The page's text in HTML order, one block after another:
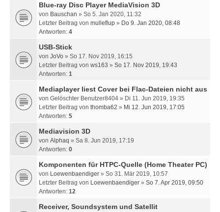
Blue-ray Disc Player MediaVision 3D
von Bauschan » So 5. Jan 2020, 11:32
Letzter Beitrag von mulleflup » Do 9. Jan 2020, 08:48
Antworten: 4
USB-Stick
von JoVo » So 17. Nov 2019, 16:15
Letzter Beitrag von ws163 » So 17. Nov 2019, 19:43
Antworten: 1
Mediaplayer liest Cover bei Flac-Dateien nicht aus
von Gelöschter Benutzer8404 » Di 11. Jun 2019, 19:35
Letzter Beitrag von thomba62 » Mi 12. Jun 2019, 17:05
Antworten: 5
Mediavision 3D
von Alphaq » Sa 8. Jun 2019, 17:19
Antworten: 0
Komponenten für HTPC-Quelle (Home Theater PC)
von Loewenbaendiger » So 31. Mär 2019, 10:57
Letzter Beitrag von Loewenbaendiger » So 7. Apr 2019, 09:50
Antworten: 12
Receiver, Soundsystem und Satellit